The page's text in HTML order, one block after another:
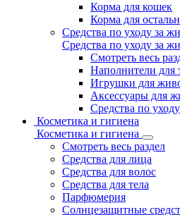
Корма для кошек
Корма для
Средства по уходу за
Средства по уходу за
Смотреть весь
Наполнители для
Игрушки для
Аксессуары для
Средства по
Косметика и гигиена
Косметика и гигиена
Смотреть весь раздел
Средства для лица
Средства для волос
Средства для тела
Парфюмерия
Солнцезащитные